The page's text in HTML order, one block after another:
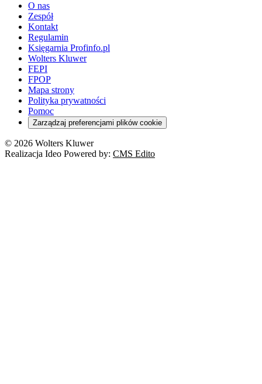
O nas
Zespół
Kontakt
Regulamin
Księgarnia Profinfo.pl
Wolters Kluwer
FEPI
FPOP
Mapa strony
Polityka prywatności
Pomoc
Zarządzaj preferencjami plików cookie
© 2026 Wolters Kluwer
Realizacja Ideo Powered by: CMS Edito